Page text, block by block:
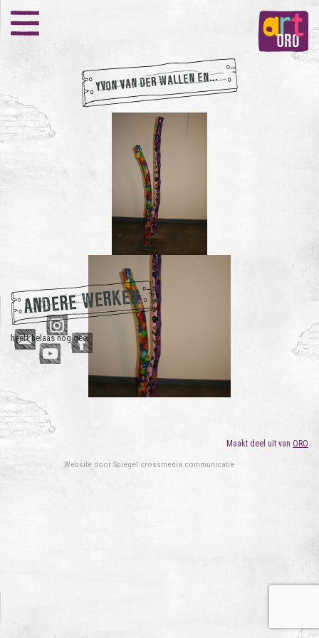
YVON VAN DER WALLEN EN...
ANDERE WERKEN
heeft helaas nog geen andere werken.
Maakt deel uit van ORO
Website door Spiegel crossmedia communicatie